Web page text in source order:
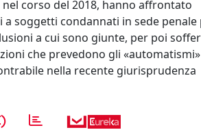
corso del 2018, hanno affrontato
soggetti condannati in sede penale
a cui sono giunte, per poi
che prevedono gli
nella recente giurisprudenza